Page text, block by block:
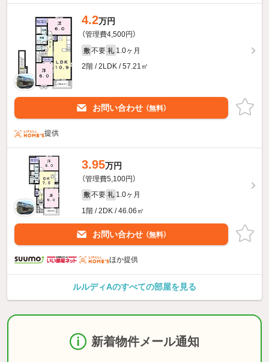
4.2万円
（管理費4,500円）
敷 不要 礼 1.0ヶ月
2階 / 2LDK / 57.21㎡
お問い合わせ （無料）
提供
3.95万円
（管理費5,100円）
敷 不要 礼 1.0ヶ月
1階 / 2DK / 46.06㎡
お問い合わせ （無料）
ほか提供
ルルディAのすべての部屋を見る
新着物件メール通知